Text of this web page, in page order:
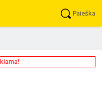
Paieška